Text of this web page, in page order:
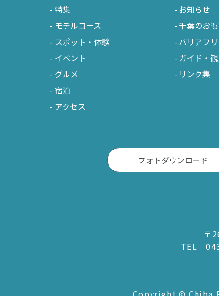
特集
モデルコース
スポット・体験
イベント
グルメ
宿泊
アクセス
お知らせ
千葉のお
バリアフ
ガイド・
リンク集
フォトダウンロード
〒
TEL